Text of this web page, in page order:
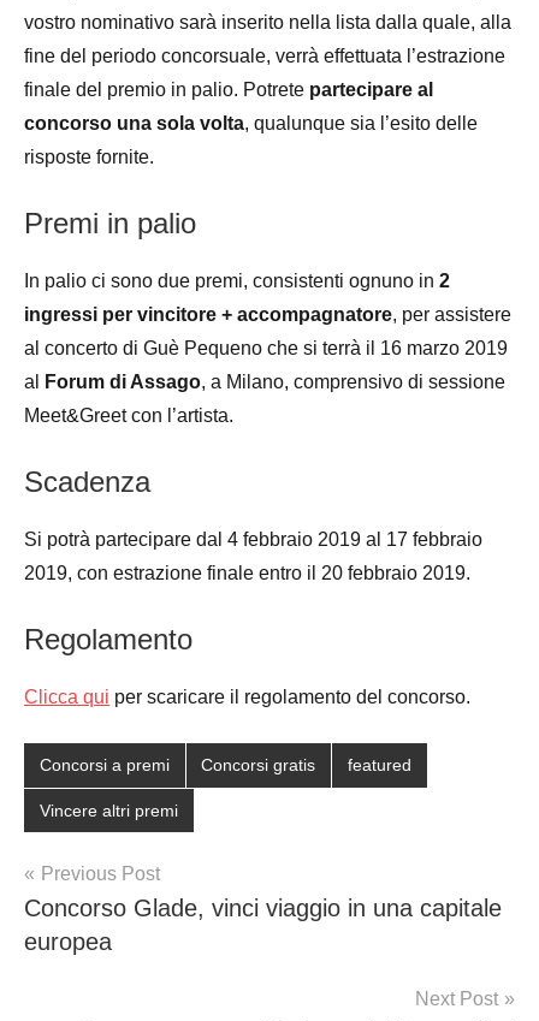
vostro nominativo sarà inserito nella lista dalla quale, alla
fine del periodo concorsuale, verrà effettuata l’estrazione
finale del premio in palio. Potrete partecipare al
concorso una sola volta, qualunque sia l’esito delle
risposte fornite.
Premi in palio
In palio ci sono due premi, consistenti ognuno in 2
ingressi per vincitore + accompagnatore, per assistere
al concerto di Guè Pequeno che si terrà il 16 marzo 2019
al
Forum di Assago, a Milano, comprensivo di sessione
Meet&Greet con l’artista.
Scadenza
Si potrà partecipare dal 4 febbraio 2019 al 17 febbraio
2019, con estrazione finale entro il 20 febbraio 2019.
Regolamento
Clicca qui per scaricare il regolamento del concorso.
Concorsi a premi Concorsi gratis featured
Vincere altri premi
Post
navigation
Previous Post
Concorso Glade, vinci viaggio in una capitale
europea
Next Post